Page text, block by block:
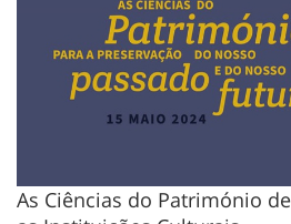
As Ciências do Património